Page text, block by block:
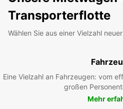
Transporterflotte
Wählen Sie aus einer Vielzahl
Eine Vielzahl an Fahrzeugen: vom
großen
Mehr